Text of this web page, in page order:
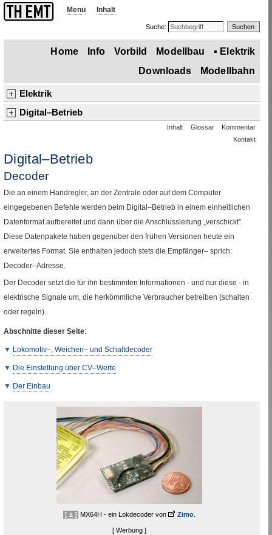
Menü Inhalt
Suche:
Home Info Vorbild Modellbau ▪ Elektrik
Downloads
Modellbahn
Elektrik
Übersicht Basiswissen und Logik
Stromversorgung, Sicherung, Fahrbetrieb Gleisabschnitte
Digital–Betrieb
Pufferung multiMaus Z21
Inhalt Glossar
Kommentar
Kontakt
Digital–Betrieb
Decoder
Die an einem Handregler, an der Zentrale oder auf dem Computer
eingegebenen Befehle werden beim Digital–Betrieb in einem einheitlichen
Datenformat aufbereitet und dann über die Anschlussleitung „verschickt”.
Diese Datenpakete haben gegenüber den frühen Versionen heute ein
erweitertes Format. Sie enthalten jedoch stets die Empfänger– sprich:
Decoder–Adresse.
Der Decoder setzt die für ihn bestimmten Informationen - und nur diese - in
elektrische Signale um, die herkömmliche Verbraucher betreiben (schalten
oder regeln).
Abschnitte dieser Seite:
Lokomotiv–, Weichen– und Schaltdecoder
Die Einstellung über CV–Werte
Der Einbau
[ ± ] MX64H - ein Lokdecodervon Fremde Seite
Zimo
[ Werbung ]